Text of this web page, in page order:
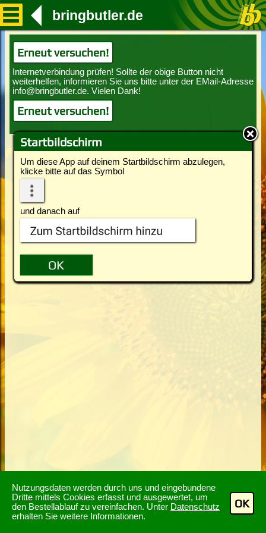
Nutzungsdaten werden durch uns und eingebundene
Dritte mittels Cookies erfasst und ausgewertet, um
den Bestellablauf zu vereinfachen. Unter Datenschutz
erhalten Sie weitere Informationen.
OK
Startbildschirm
Um diese App auf deinem Startbildschirm abzulegen,
klicke bitte auf das Symbol
und danach auf
bringbutler.de
Erneut versuchen!
Erneut versuchen!